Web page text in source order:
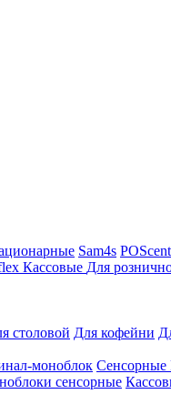
Sam4s
Кассовые Для
столовой Для кофейни
моноблок Сенсорные
сенсорные